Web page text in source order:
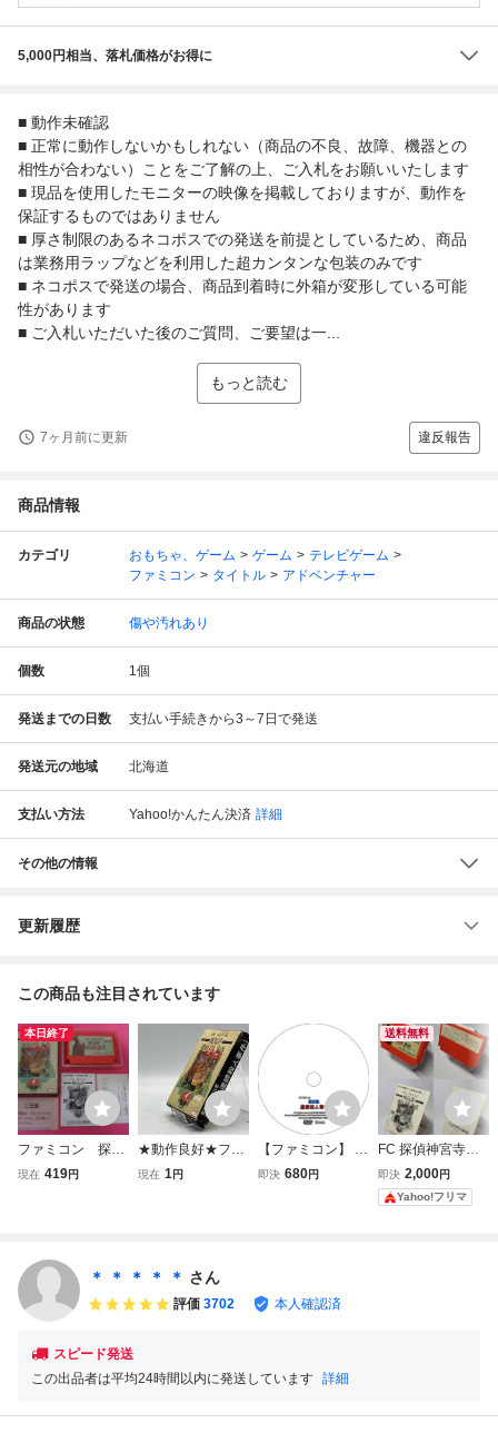
5,000円相当、落札価格がお得に
■ 動作未確認
■ 正常に動作しないかもしれない（商品の不良、故障、機器との
相性が合わない）ことをご了解の上、ご入札をお願いいたします
■ 現品を使用したモニターの映像を掲載しておりますが、動作を
保証するものではありません
■ 厚さ制限のあるネコポスでの発送を前提としているため、商品
は業務用ラップなどを利用した超カンタンな包装のみです
■ ネコポスで発送の場合、商品到着時に外箱が変形している可能
性があります
■ ご入札いただいた後のご質問、ご要望は一...
もっと読む
7ヶ月前に更新 違反報告
商品情報
カテゴリ おもちゃ、ゲーム ゲーム
テレビゲーム
ファミコン
タイトル アドベンチャー
商品の状態 傷や汚れあり
個数 1個
発送までの日数 支払い手続きから3～7日で発送
発送元の地域 北海道
支払い方法 Yahoo!かんたん決済 詳細
その他の情報
更新履歴
この商品も注目されています
本日終了
ファミコン 探偵
神宮寺三郎 横浜港
現在 419円
★動作良好★ファ
ミコン ソフト 探
現在 1円
【ファミコン】 探
偵 神宮寺三郎 横
即決 680円
送料無料
FC 探偵神宮寺三
郎 横浜港連続殺人
事件 ファミコンソ
フト 説明書付き
即決 2,000円
Yahoo!フリマ
＊ ＊ ＊ ＊ ＊ さん
評価 3702 本人確認済
スピード発送
この出品者は平均24時間以内に発送しています 詳細